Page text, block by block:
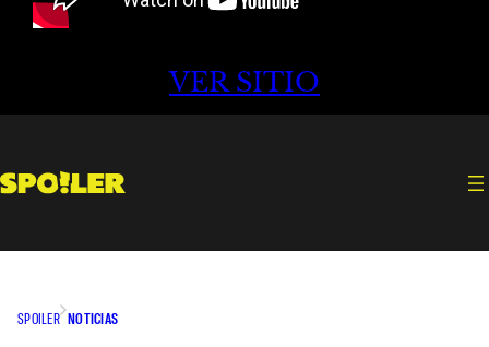
VER SITIO
SPOILER NOTICIAS